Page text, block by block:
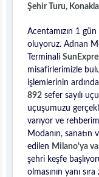
Şehir Turu,
Acentamızın 1
oluyoruz. Adnan
Terminali
misafirlerimizle
işlemlerinin
892 sefer sayılı
uçuşumuzu
varıyor ve
Modanın, sanatın
edilen Milano'ya
şehri keşfe
olmasının yanı